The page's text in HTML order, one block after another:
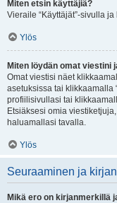
Miten etsin käyttäjiä?
Vieraile “Käyttäjät”-sivulla
Ylös
Miten löydän omat viestini
Omat viestisi näet
asetuksissa tai klikkaamalla
profiilisivullasi tai
Etsiäksesi omia
haluamallasi tavalla.
Ylös
Seuraaminen ja
Mikä ero on kirjanmerkillä